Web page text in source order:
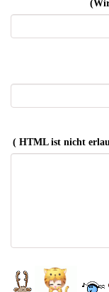
( HTML ist nicht